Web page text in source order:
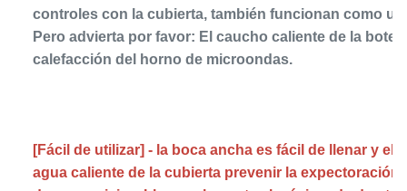
controles con la cubierta, también funcionan como
Pero advierta por favor: El caucho caliente de la
calefacción del horno de microondas.
[Fácil de utilizar] - la boca ancha es fácil de llenar y el
agua caliente de la cubierta prevenir la